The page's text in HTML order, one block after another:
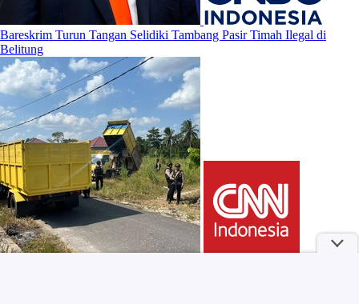
Bareskrim Turun Tangan Selidiki Tambang Pasir Timah Ilegal di
Belitung